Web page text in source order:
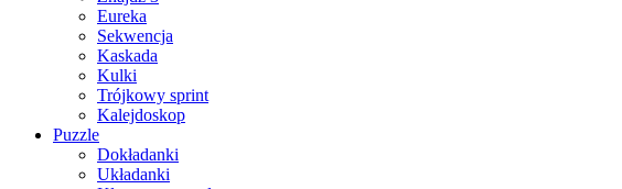
Eureka
Sekwencja
Kaskada
Kulki
Trójkowy sprint
Kalejdoskop
Puzzle
Dokładanki
Układanki